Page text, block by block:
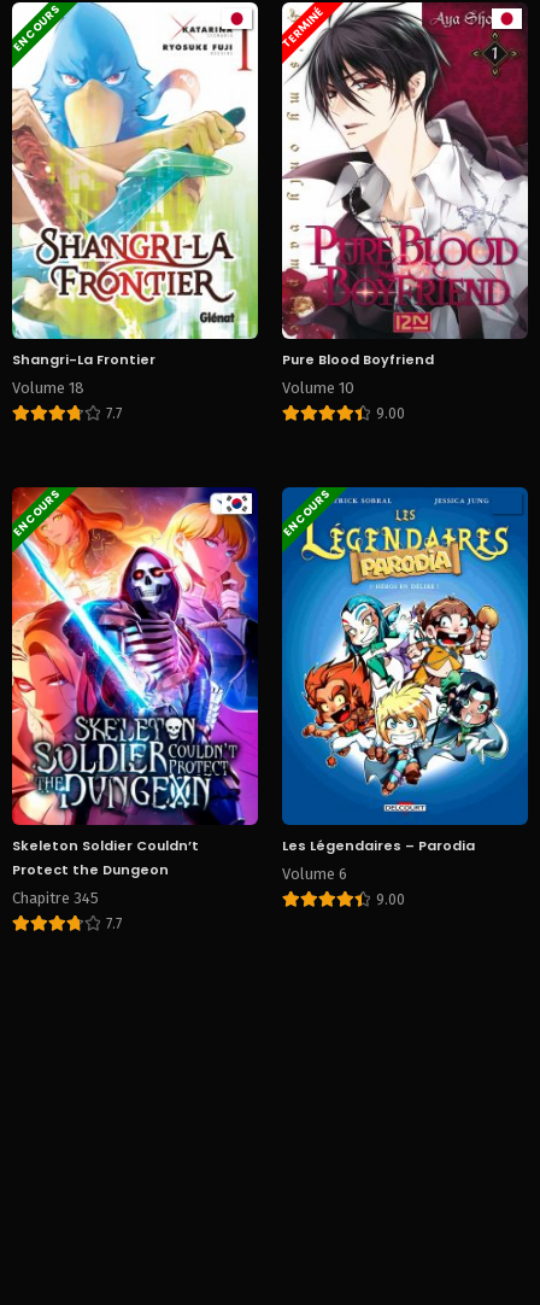
EN COURS
Shangri-La Frontier
Volume 18
7.7
TERMINÉ
Pure Blood Boyfriend
Volume 10
9.00
EN COURS
Skeleton Soldier Couldn’t
Protect the Dungeon
Chapitre 345
7.7
EN COURS
Les Légendaires – Parodia
Volume 6
9.00